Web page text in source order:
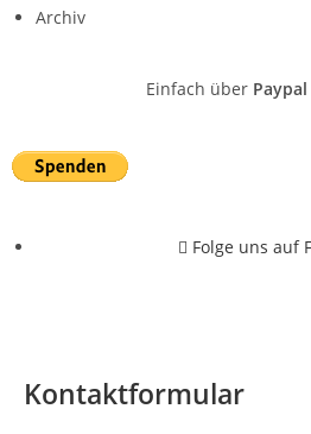
Archiv
Einfach über Paypal
Folge uns auf
Kontaktformular